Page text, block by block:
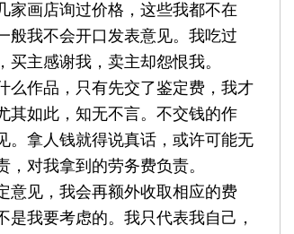
家画店询过价格，这些我都不在
般我不会开口发表意见。我吃过
主感谢我，卖主却怨恨我。
么作品，只有先交了鉴定费，我才
其如此，知无不言。不交钱的作
。拿人钱就得说真话，或许可能无
对我拿到的劳务费负责。
意见，我会再额外收取相应的费
我要考虑的。我只代表我自己，